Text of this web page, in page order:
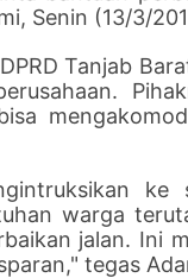
Senin (13/3/
Tanjab
ke
warga
jalan. Ini
tegas